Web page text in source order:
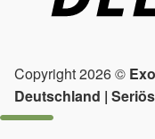
Copyright 2026 ©
Deutschland |